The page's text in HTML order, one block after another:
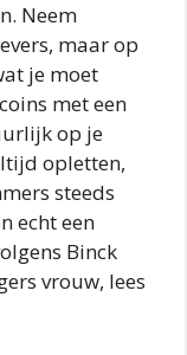
Neem
maar op
je moet
met een
op je
opletten,
steeds
echt een
Binck
vrouw, lees